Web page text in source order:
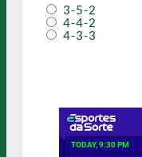
3-5-2
4-4-2
4-3-3